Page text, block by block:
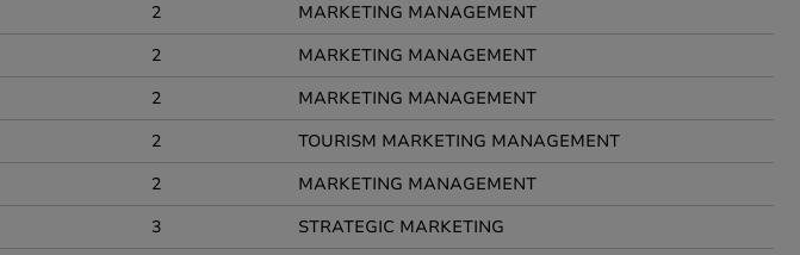
2
MARKETING MANAGEMENT
2
MARKETING MANAGEMENT
2
MARKETING MANAGEMENT
2
TOURISM MARKETING MANAGEMENT
2
MARKETING MANAGEMENT
3
STRATEGIC MARKETING